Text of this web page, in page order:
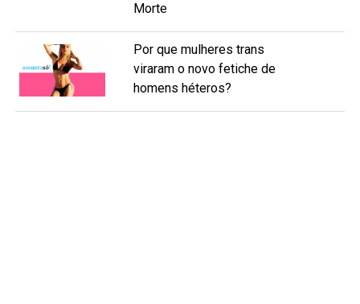
Morte
Por que mulheres trans
viraram o novo fetiche de
homens héteros?